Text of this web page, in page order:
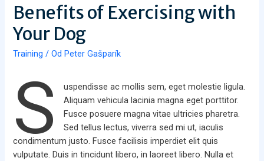
Benefits of Exercising with
Your Dog
Training / Od Peter Gašparík
S
uspendisse ac mollis sem, eget molestie ligula.
Aliquam vehicula lacinia magna eget porttitor.
Fusce posuere magna vitae ultricies pharetra.
Sed tellus lectus, viverra sed mi ut, iaculis
condimentum justo. Fusce facilisis imperdiet elit quis
vulputate. Duis in tincidunt libero, in laoreet libero. Nulla et